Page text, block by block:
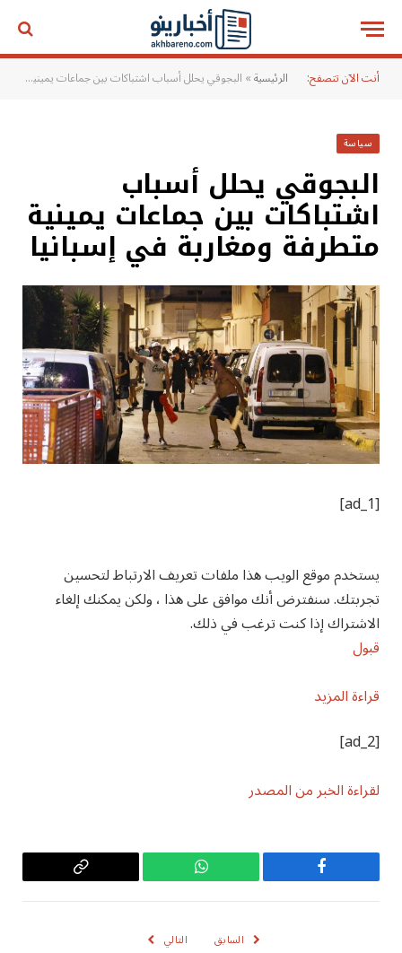
أنت الآن تتصفح: الرئيسية» البجوقي يحلل أسباب اشتباكات بين جماعات يمينية متطرفة ومغاربة في إسبانيا
سياسة
البجوقي يحلل أسباب
اشتباكات بين جماعات يمينية
متطرفة ومغاربة في إسبانيا
[ad_1]
يستخدم موقع الويب هذا ملفات تعريف الارتباط لتحسين
تجربتك. سنفترض أنك موافق على هذا ، ولكن يمكنك إلغاء
الاشتراك إذا كنت ترغب في ذلك.
قبول
قراءة المزيد
[ad_2]
لقراءة الخبر من المصدر
فيسبوك واتساب
Copy
السابق التالي